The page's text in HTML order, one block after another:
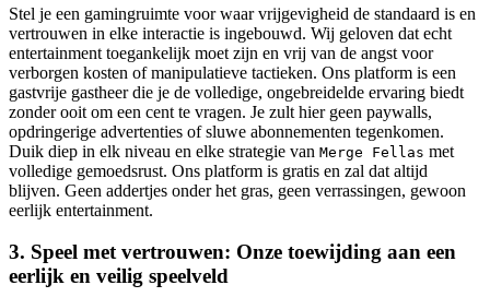
Stel je een gamingruimte voor waar vrijgevigheid de standaard is en
vertrouwen in elke interactie is ingebouwd. Wij geloven dat echt
entertainment toegankelijk moet zijn en vrij van de angst voor
verborgen kosten of manipulatieve tactieken. Ons platform is een
gastvrije gastheer die je de volledige, ongebreidelde ervaring biedt
zonder ooit om een cent te vragen. Je zult hier geen paywalls,
opdringerige advertenties of sluwe abonnementen tegenkomen.
Duik diep in elk niveau en elke strategie van Merge Fellas met
volledige gemoedsrust. Ons platform is gratis en zal dat altijd
blijven. Geen addertjes onder het gras, geen verrassingen, gewoon
eerlijk entertainment.
3. Speel met vertrouwen: Onze toewijding aan een
eerlijk en veilig speelveld